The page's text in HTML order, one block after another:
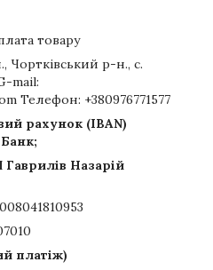
товару
Чортківський р-н., с.
mail:
Телефон: +380976771577
рахунок (IBAN)
Назарій
платіж)